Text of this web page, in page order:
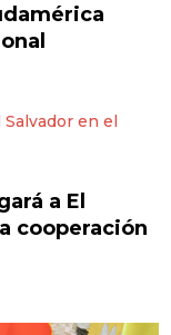
a El
cooperación